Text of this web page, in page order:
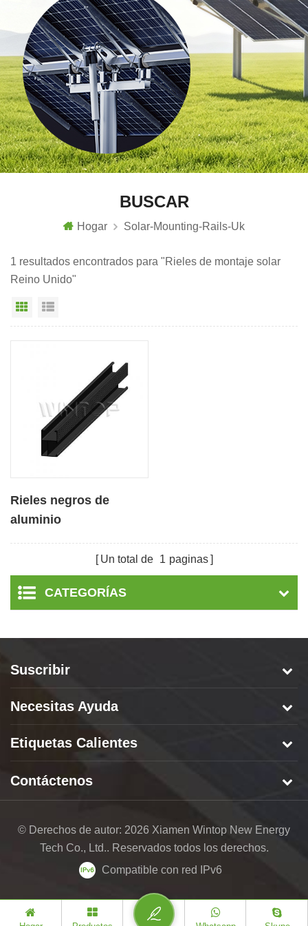
BUSCAR
Hogar Solar-Mounting-Rails-Uk
1 resultados encontrados para "Rieles de montaje solar
Reino Unido"
Vista en cuadrícula
Rieles negros de
aluminio
sistema de montaje en
techo solar
Un total de 1 paginas
CATEGORÍAS
Suscribir
Necesitas Ayuda
Etiquetas Calientes
Contáctenos
© Derechos de autor: 2026 Xiamen Wintop New Energy
Tech Co., Ltd.. Reservados todos los derechos.
Compatible con red IPv6